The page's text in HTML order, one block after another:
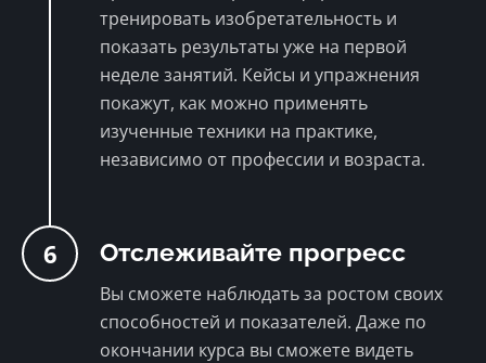
тренировать изобретательность и
показать результаты уже на первой
неделе занятий. Кейсы и упражнения
покажут, как можно применять
изученные техники на практике,
независимо от профессии и возраста.
6 Отслеживайте прогресс
Вы сможете наблюдать за ростом своих
способностей и показателей. Даже по
окончании курса вы сможете видеть